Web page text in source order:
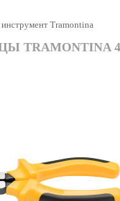
Tramontina
TRAMONTINA